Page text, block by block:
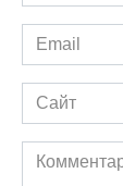
Email
*
Сайт
Комментарий